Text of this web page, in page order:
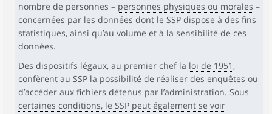
nombre de personnes – personnes physiques ou morales –
concernées par les données dont le SSP dispose à des fins
statistiques, ainsi qu’au volume et à la sensibilité de ces
données.
Des dispositifs légaux, au premier chef la loi de 1951 ,
confèrent au SSP la possibilité de réaliser des enquêtes ou
d’accéder aux fichiers détenus par l’administration. Sous
certaines conditions, le SSP peut également se voir